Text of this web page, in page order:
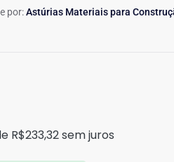
por:Astúrias Materiais para
R$233,32sem juros